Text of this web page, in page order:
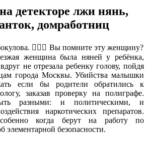
детекторе лжи нянь,
домработниц
🤵🏻‍♀️ Вы помните эту женщину?
женщина была няней у ребёнка,
не отрезала ребенку голову, пойдя
города Москвы. Убийства малышки
если бы родители обратились к
заказав проверку на полиграфе.
разными: и политическими, и
наркотических препаратов.
когда берут на работу по
элементарной безопасности.